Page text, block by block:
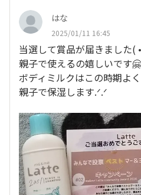
はな
2025/01/11 16:45
当選して賞品が届きました(
親子で使えるの嬉しいです
ボディミルクはこの時期よ
親子で保湿します.ᐟ.ᐟ